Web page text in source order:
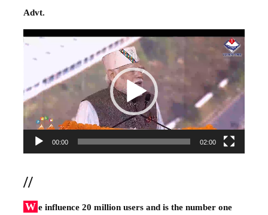
Advt.
Video
00:00 02:00
//
W e influence 20 million users and is the number one